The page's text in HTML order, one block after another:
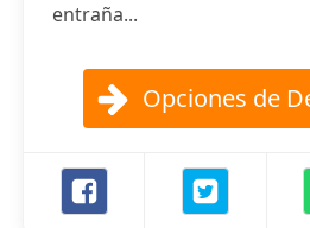
entraña...
Opciones de